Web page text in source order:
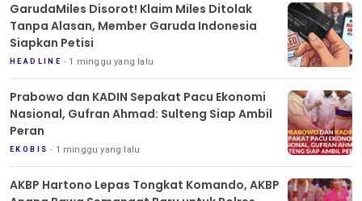
GarudaMiles Disorot! Klaim Miles Ditolak
Tanpa Alasan, Member Garuda Indonesia
Siapkan Petisi
HEADLINE 1 minggu yang lalu
Prabowo dan KADIN Sepakat Pacu Ekonomi
Nasional, Gufran Ahmad: Sulteng Siap Ambil
Peran
EKOBIS 1 minggu yang lalu
AKBP Hartono Lepas Tongkat Komando, AKBP